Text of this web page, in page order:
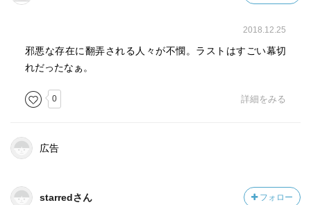
2018.12.25
邪悪な存在に翻弄される人々が不憫。ラストはすごい幕切
れだったなぁ。
0 詳細をみる
広告
starredさん フォロー